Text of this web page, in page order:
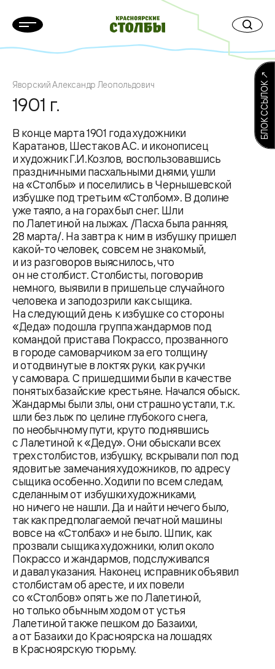
Яворский Александр Леопольдович
1901 г.
В конце марта 1901 года художники
Каратанов, Шестаков А.С. и иконописец
и художник Г.И.Козлов, воспользовавшись
праздничными пасхальными днями, ушли
на «Столбы» и поселились в Чернышевской
избушке под третьим «Столбом». В долине
уже таяло, а на горах был снег. Шли
по Лалетиной на лыжах. /Пасха была ранняя,
28 марта/. На завтра к ним в избушку пришел
какой-то человек, совсем не знакомый,
и из разговоров выяснилось, что
он не столбист. Столбисты, поговорив
немного, выявили в пришельце случайного
человека и заподозрили как сыщика.
На следующий день к избушке со стороны
«Деда» подошла группа жандармов под
командой пристава Покрассо, прозванного
в городе самоварчиком за его толщину
и отодвинутые в локтях руки, как ручки
у самовара. С пришедшими были в качестве
понятых базайские крестьяне. Начался обыск.
Жандармы были злы, они страшно устали, т.к.
шли без лыж по целине глубокого снега,
по необычному пути, круто поднявшись
с Лалетиной к «Деду». Они обыскали всех
трех столбистов, избушку, вскрывали пол под
ядовитые замечания художников, по адресу
сыщика особенно. Ходили по всем следам,
сделанным от избушки художниками,
но ничего не нашли. Да и найти нечего было,
так как предполагаемой печатной машины
вовсе на «Столбах» и не было. Шпик, как
прозвали сыщика художники, юлил около
Покрассо и жандармов, подслуживался
и давал указания. Наконец исправник объявил
столбистам об аресте, и их повели
со «Столбов» опять же по Лалетиной,
но только обычным ходом от устья
Лалетиной также пешком до Базаихи,
а от Базаихи до Красноярска на лошадях
в Красноярскую тюрьму.
БЛОК ССЫЛОК ↗